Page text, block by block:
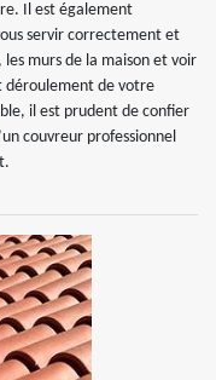
Il est également
servir correctement et
murs de la maison et voir
déroulement de votre
il est prudent de confier
couvreur professionnel